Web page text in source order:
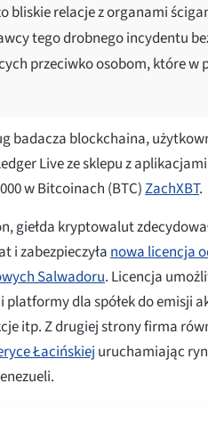
bliskie relacje z organami
tego drobnego incydentu
przeciwko osobom, które w
badacza blockchaina,
Live ze sklepu z
w Bitcoinach (BTC)ZachXBT.
giełda kryptowalut
i zabezpieczyła nowa licencja
Salwadoru. Licencja
platformy dla spółek do emisji
itp. Z drugiej strony firma
Łacińskiej uruchamiając